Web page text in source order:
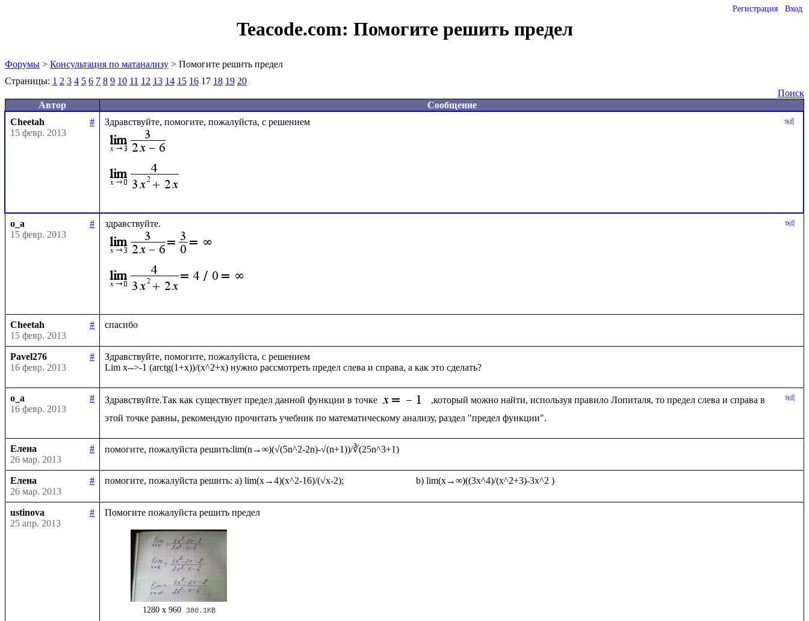
Регистрация Вход
Teacode.com: Помогите решить предел
Форумы > Консультация по матанализу > Помогите решить предел
Страницы: 1 2 3 4 5 6 7 8 9 10 11 12 13 14 15 16 17 18 19 20
Поиск
Автор
Сообщение
Cheetah
#
15 февр. 2013
o_a
#
15 февр. 2013
Cheetah
#
15 февр. 2013
Pavel276
#
16 февр. 2013
Здравствуйте, помогите, пожалуйста, с решением
o_a
#
16 февр. 2013
Здравствуйте.Так как существует предел данной функции в точке
,который можно найти, используя правило Лопиталя, то предел слева и справа в
Елена
#
26 мар. 2013
Елена
#
26 мар. 2013
ustinova
#
25 апр. 2013
1280 x 960 380.1KB